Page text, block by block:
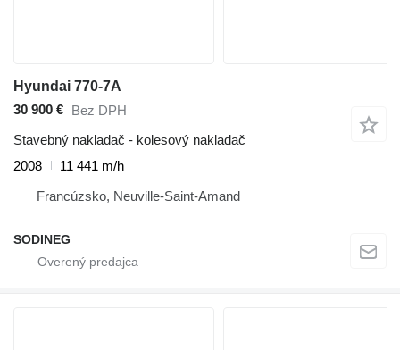
Hyundai 770-7A
30 900 € Bez DPH
Stavebný nakladač - kolesový nakladač
2008
11 441 m/h
Francúzsko, Neuville-Saint-Amand
SODINEG